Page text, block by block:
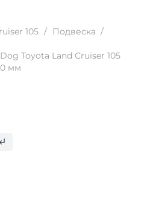
105 / Подвеска /
Toyota Land Cruiser 105
мм
subdirectory_arrow_left